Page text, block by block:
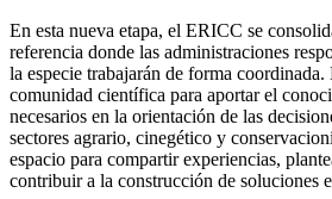
En esta nueva etapa, el ERICC se
referencia donde las administraciones
la especie trabajarán de forma
comunidad científica para aportar el
necesarios en la orientación de las
sectores agrario, cinegético y
espacio para compartir experiencias,
contribuir a la construcción de soluciones